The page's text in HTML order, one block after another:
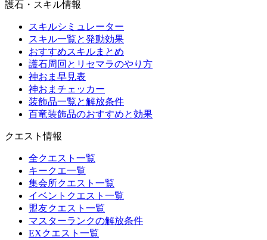
護石・スキル情報
スキルシミュレーター
スキル一覧と発動効果
おすすめスキルまとめ
護石周回とリセマラのやり方
神おま早見表
神おまチェッカー
装飾品一覧と解放条件
百竜装飾品のおすすめと効果
クエスト情報
全クエスト一覧
キークエ一覧
集会所クエスト一覧
イベントクエスト一覧
盟友クエスト一覧
マスターランクの解放条件
EXクエスト一覧